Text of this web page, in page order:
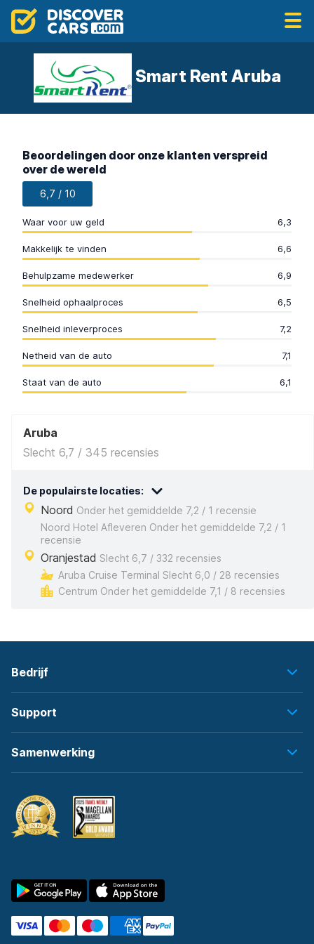
Smart Rent Aruba
Beoordelingen door onze klanten verspreid
over de wereld
6,7 / 10
Waar voor uw geld 6,3
Makkelijk te vinden 6,6
Behulpzame medewerker 6,9
Snelheid ophaalproces 6,5
Snelheid inleverproces 7,2
Netheid van de auto 7,1
Staat van de auto 6,1
Aruba
Slecht 6,7 / 345 recensies
De populairste locaties:
Noord Onder het gemiddelde 7,2 / 1 recensie
Noord Hotel Afleveren Onder het gemiddelde 7,2 / 1
recensie
Oranjestad Slecht 6,7 / 332 recensies
Aruba Cruise Terminal Slecht 6,0 / 28 recensies
Centrum Onder het gemiddelde 7,1 / 8 recensies
Bedrijf
Support
Samenwerking